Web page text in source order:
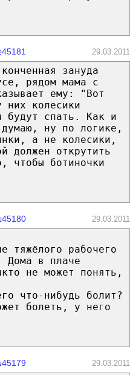
29.03.2011
зануда
рядом мама с
ему: "Вот
колесики
будут спать. Как и
ну по логике,
а не колесики,
должен открутить
чтобы ботиночки
29.03.2011
тяжёлого рабочего
Дома в плаче
не может понять,
что-нибудь болит?
болеть, у него
29.03.2011